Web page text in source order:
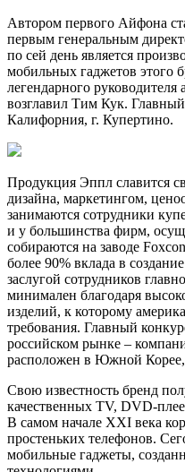
Автором первого Айфона
первым генеральным
по сей день является
мобильных гаджетов этого
легендарного
возглавил Тим Кук.
Калифорния, г. Купертино.
Продукция Эппл славится
дизайна, маркетингом,
занимаются сотрудники
и у большинства фирм,
собираются на заводе
более 90% вклада в
заслугой сотрудников
минимален благодаря
изделий, к которому
требования. Главный
российском рынке –
расположен в Южной
Свою известность бренд
качественных TV, DVD-
В самом начале XXI века
простеньких телефонов.
мобильные гаджеты,